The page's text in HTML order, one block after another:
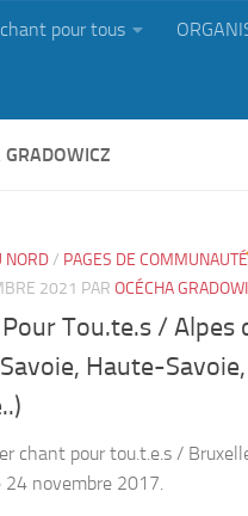
pour tous
GRADOWICZ
NORD/ PAGES DE
2021 PAR OCÉCHA
Tou.te.s / Alpes
Haute-Savoie,
chant pour tou.t.e.s /
24 novembre 2017.